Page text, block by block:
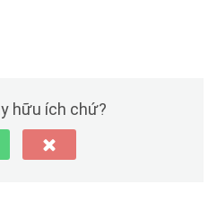
hữu ích chứ?